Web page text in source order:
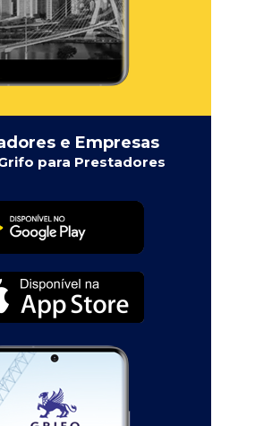
e Empresas
para Prestadores